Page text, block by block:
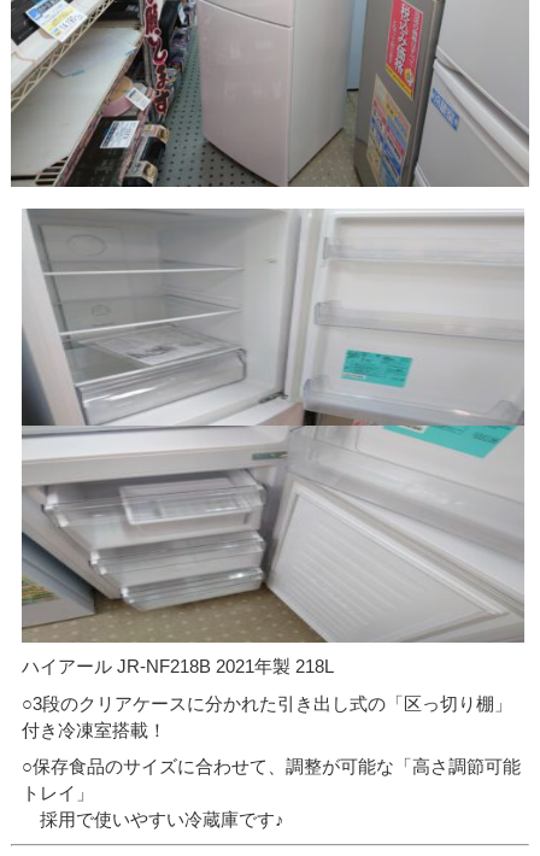
ハイアール JR-NF218B 2021年製 218L
○3段のクリアケースに分かれた引き出し式の「区っ切り棚」
付き冷凍室搭載！
○保存食品のサイズに合わせて、調整が可能な「高さ調節可能
トレイ」
採用で使いやすい冷蔵庫です♪